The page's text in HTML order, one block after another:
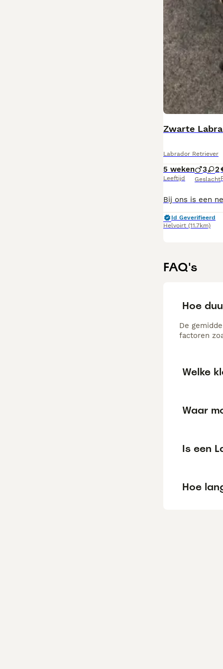
Zwarte
Labrador Retriever
5 weken
Leeftijd
3 2
Geslacht
Id Geverifieerd
Helvoirt (11.7km)
FAQ's
Hoe
De
factoren
Welke
Waar
Is een
Hoe